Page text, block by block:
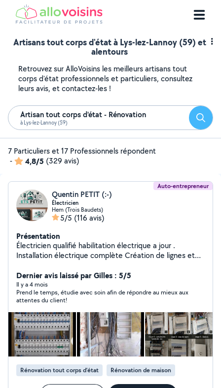
Artisans tout corps d'état à Lys-lez-Lannoy (59) et
alentours
Retrouvez sur AlloVoisins les meilleurs artisans tout
corps d'état professionnels et particuliers, consultez
leurs avis, et contactez-les !
Artisan tout corps d'état - Rénovation
à Lys-lez-Lannoy (59)
7 Particuliers et 17 Professionnels répondent
-
4,8/5 (329 avis)
Auto-entrepreneur
Quentin PETIT (:-)
Électricien
Hem (Trois Baudets)
5/5 (116 avis)
Présentation
Électricien qualifié habilitation électrique a jour .
Installation électrique complète Création de lignes et
électrique Mise en sécurité Rénovation et dépannage
Spécialisé également dans l'installation de bornes de
recharge pour véhicules électriques.
Dernier avis laissé par Gilles : 5/5
Il y a 4 mois
Prend le temps, étudie avec soin afin de répondre au mieux aux
attentes du client!
Rénovation tout corps d’état Rénovation de maison